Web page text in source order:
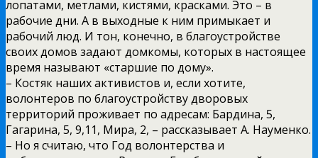
лопатами, метлами, кистями, красками. Это – в
рабочие дни. А в выходные к ним примыкает и
рабочий люд. И тон, конечно, в благоустройстве
своих домов задают домкомы, которых в настоящее
время называют «старшие по дому».
– Костяк наших активистов и, если хотите,
волонтеров по благоустройству дворовых
территорий проживает по адресам: Бардина, 5,
Гагарина, 5, 9,11, Мира, 2, – рассказывает А. Науменко.
– Но я считаю, что Год волонтерства и